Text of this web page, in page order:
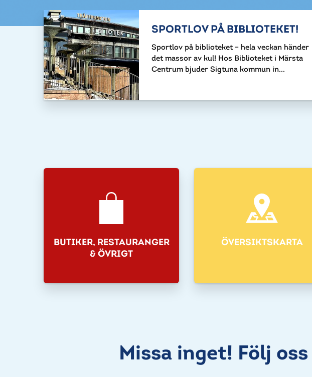
SPORTLOV PÅ BIBLIOTEKET!
Sportlov på biblioteket – hela veckan händer
det massor av kul! Hos Biblioteket i Märsta
Centrum bjuder Sigtuna kommun in...
BUTIKER, RESTAURANGER
& ÖVRIGT
ÖVERSIKTSKARTA
Missa inget! Följ